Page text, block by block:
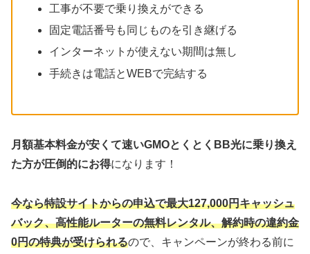
工事が不要で乗り換えができる
固定電話番号も同じものを引き継げる
インターネットが使えない期間は無し
手続きは電話とWEBで完結する
月額基本料金が安くて速いGMOとくとくBB光に乗り換え
た方が圧倒的にお得になります！
今なら特設サイトからの申込で最大127,000円キャッシュ
バック、高性能ルーターの無料レンタル、解約時の違約金
0円の特典が受けられるので、キャンペーンが終わる前に